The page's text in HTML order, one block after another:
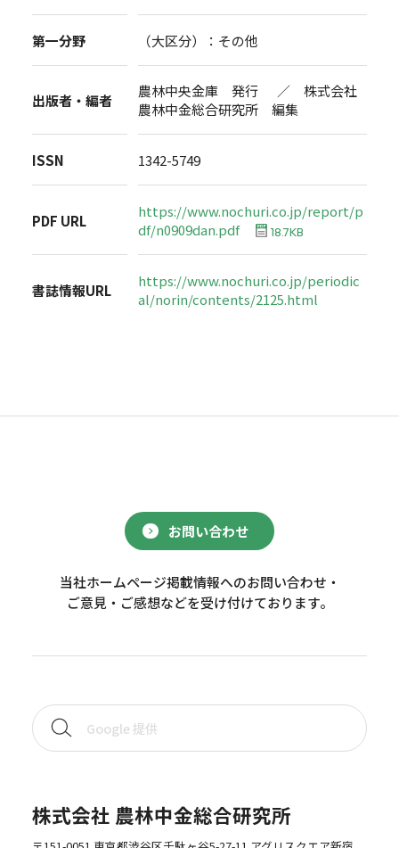
第一分野 （大区分）：その他
出版者・編者
農林中央金庫 発行 ／ 株式会社
農林中金総合研究所 編集
ISSN 1342-5749
PDF URL
https://www.nochuri.co.jp/report/p
df/n0909dan.pdf
18.7KB
書誌情報URL
https://www.nochuri.co.jp/periodic
al/norin/contents/2125.html
お問い合わせ
当社ホームページ掲載情報へのお問い合わせ・
ご意見・ご感想などを受け付けております。
株式会社 農林中金総合研究所